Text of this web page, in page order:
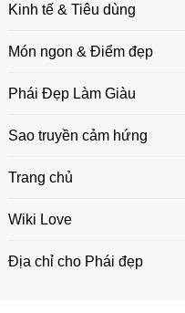
Kinh tế & Tiêu dùng
Món ngon & Điểm đẹp
Phái Đẹp Làm Giàu
Sao truyền cảm hứng
Trang chủ
Wiki Love
Địa chỉ cho Phái đẹp